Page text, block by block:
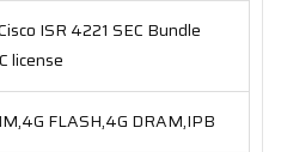
ISR 4221 SEC Bundle
license
FLASH,4G DRAM,IPB